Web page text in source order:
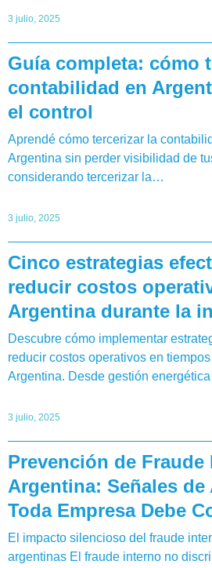
3 julio, 2025
Guía completa: cómo
contabilidad en
el control
Aprendé cómo tercerizar la
Argentina sin perder visibilidad de
considerando tercerizar la…
3 julio, 2025
Cinco estrategias
reducir costos
Argentina durante la
Descubre cómo implementar
reducir costos operativos en
Argentina. Desde gestión
3 julio, 2025
Prevención de Fraude
Argentina: Señales de
Toda Empresa Debe
El impacto silencioso del fraude
argentinas El fraude interno no